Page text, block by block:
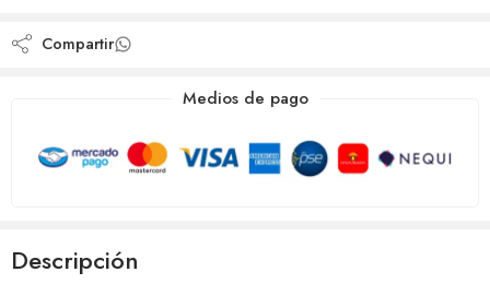
Compartir
Medios de pago
Descripción